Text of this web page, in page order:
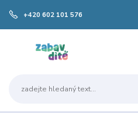
+420 602 101 576